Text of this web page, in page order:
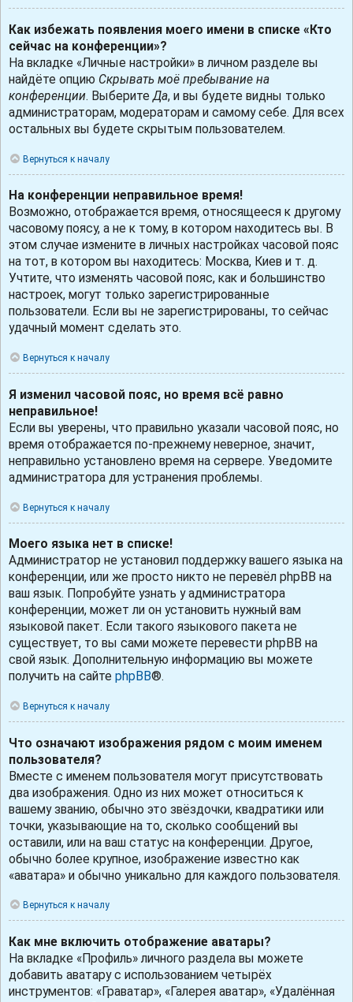
Как избежать появления моего имени в списке «Кто
сейчас на конференции»?
На вкладке «Личные настройки» в личном разделе вы
найдёте опцию Скрывать моё пребывание на
конференции. ВыберитеДа, и вы будете видны только
администраторам, модераторам и самому себе. Для всех
остальных вы будете скрытым пользователем.
Вернуться к началу
На конференции неправильное время!
Возможно, отображается время, относящееся к другому
часовому поясу, а не к тому, в котором находитесь вы. В
этом случае измените в личных настройках часовой пояс
на тот, в котором вы находитесь: Москва, Киев и т. д.
Учтите, что изменять часовой пояс, как и большинство
настроек, могут только зарегистрированные
пользователи. Если вы не зарегистрированы, то сейчас
удачный момент сделать это.
Вернуться к началу
Я изменил часовой пояс, но время всё равно
неправильное!
Если вы уверены, что правильно указали часовой пояс, но
время отображается по-прежнему неверное, значит,
неправильно установлено время на сервере. Уведомите
администратора для устранения проблемы.
Вернуться к началу
Моего языка нет в списке!
Администратор не установил поддержку вашего языка на
конференции, или же просто никто не перевёл phpBB на
ваш язык. Попробуйте узнать у администратора
конференции, может ли он установить нужный вам
языковой пакет. Если такого языкового пакета не
существует, то вы сами можете перевести phpBB на
свой язык. Дополнительную информацию вы можете
получить на сайте phpBB®.
Вернуться к началу
Что означают изображения рядом с моим именем
пользователя?
Вместе с именем пользователя могут присутствовать
два изображения. Одно из них может относиться к
вашему званию, обычно это звёздочки, квадратики или
точки, указывающие на то, сколько сообщений вы
оставили, или на ваш статус на конференции. Другое,
обычно более крупное, изображение известно как
«аватара» и обычно уникально для каждого пользователя.
Вернуться к началу
Как мне включить отображение аватары?
На вкладке «Профиль» личного раздела вы можете
добавить аватару с использованием четырёх
инструментов: «Граватар», «Галерея аватар», «Удалённая